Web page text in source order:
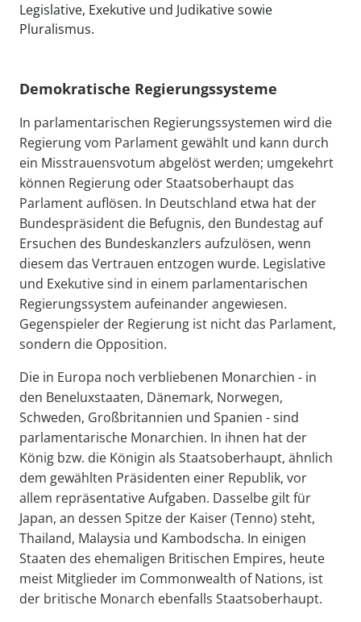
Legislative, Exekutive und Judikative sowie
Pluralismus.
Demokratische Regierungssysteme
In parlamentarischen Regierungssystemen wird die
Regierung vom Parlament gewählt und kann durch
ein Misstrauensvotum abgelöst werden; umgekehrt
können Regierung oder Staatsoberhaupt das
Parlament auflösen. In Deutschland etwa hat der
Bundespräsident die Befugnis, den Bundestag auf
Ersuchen des Bundeskanzlers aufzulösen, wenn
diesem das Vertrauen entzogen wurde. Legislative
und Exekutive sind in einem parlamentarischen
Regierungssystem aufeinander angewiesen.
Gegenspieler der Regierung ist nicht das Parlament,
sondern die Opposition.
Die in Europa noch verbliebenen Monarchien - in
den Beneluxstaaten, Dänemark, Norwegen,
Schweden, Großbritannien und Spanien - sind
parlamentarische Monarchien. In ihnen hat der
König bzw. die Königin als Staatsoberhaupt, ähnlich
dem gewählten Präsidenten einer Republik, vor
allem repräsentative Aufgaben. Dasselbe gilt für
Japan, an dessen Spitze der Kaiser (Tenno) steht,
Thailand, Malaysia und Kambodscha. In einigen
Staaten des ehemaligen Britischen Empires, heute
meist Mitglieder im Commonwealth of Nations, ist
der britische Monarch ebenfalls Staatsoberhaupt.